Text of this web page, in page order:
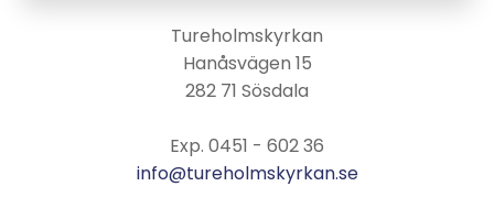
Tureholmskyrkan
Hanåsvägen 15
282 71 Sösdala
Exp. 0451 - 602 36
info@tureholmskyrkan.se